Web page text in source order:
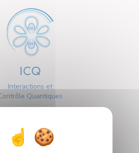
ICQ
Interactions et
Quantiques